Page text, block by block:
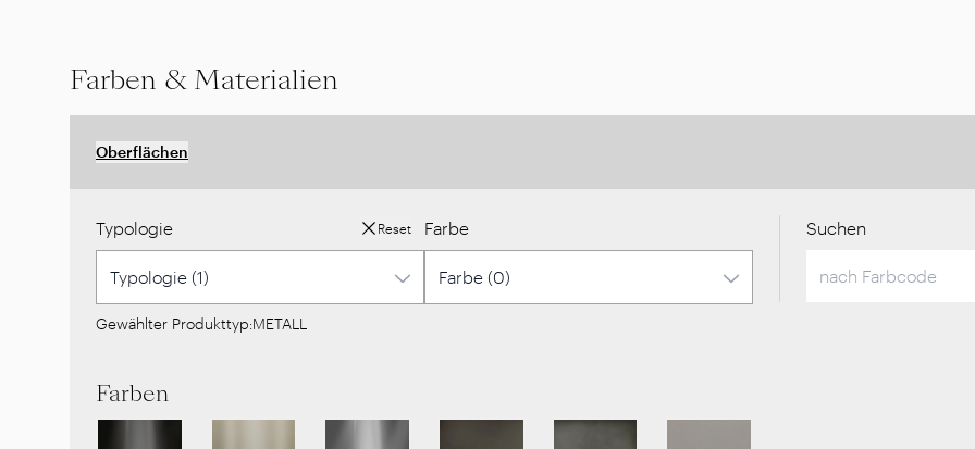
Farben & Materialien
Oberflächen
Typologie Reset
Gewählter Produkttyp:METALL
Farbe Suchen
Farben